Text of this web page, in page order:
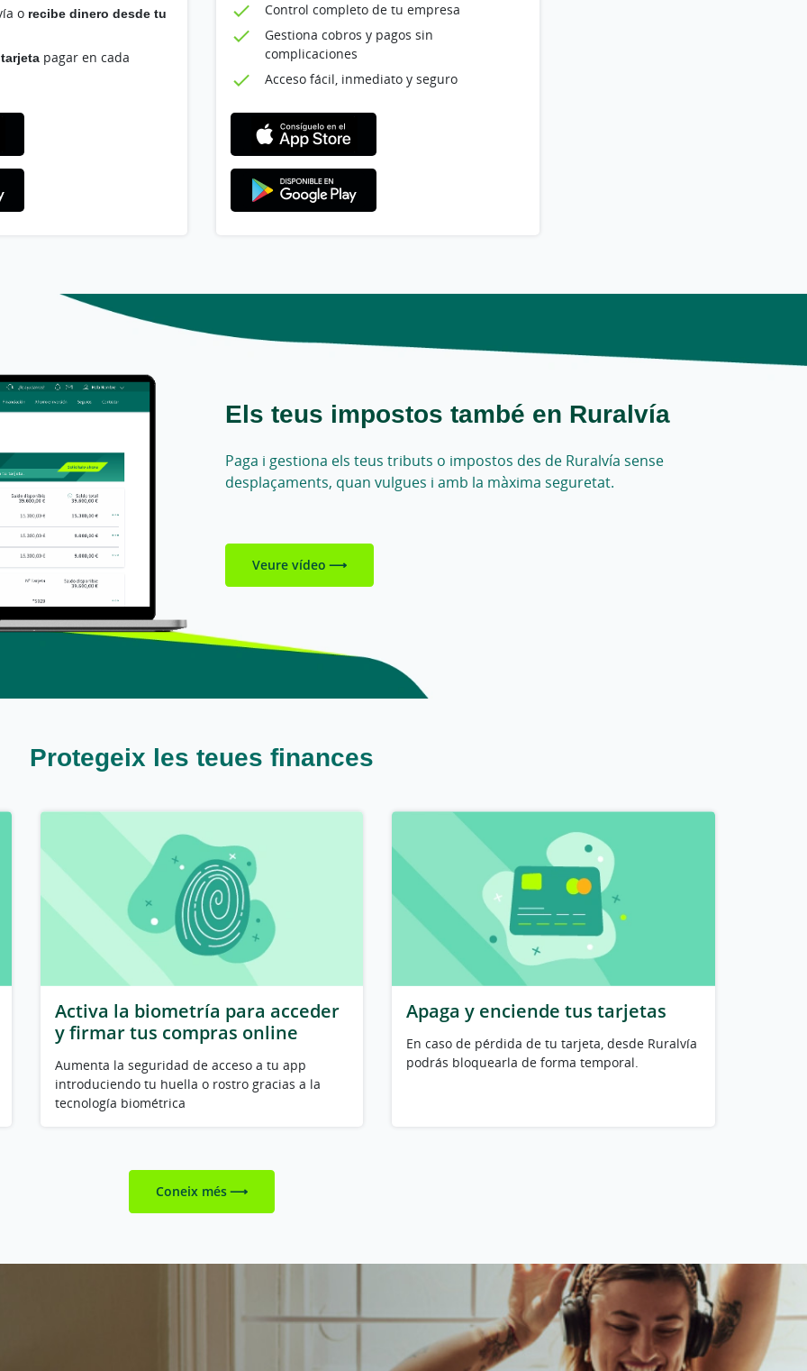
o recibe dinero desde tu
pagar en cada
Control completo de tu empresa
Gestiona cobros y pagos sin
complicaciones
Acceso fácil, inmediato y seguro
Els teus impostos també en Ruralvía
Paga i gestiona els teus tributs o impostos des de Ruralvía sense
desplaçaments, quan vulgues i amb la màxima seguretat.
Veure vídeo
Protegeix les teues finances
Activa la biometría para acceder
y firmar tus compras online
Aumenta la seguridad de acceso a tu app
introduciendo tu huella o rostro gracias a la
tecnología biométrica
Apaga y enciende tus tarjetas
En caso de pérdida de tu tarjeta, desde Ruralvía
podrás bloquearla de forma temporal.
Coneix més